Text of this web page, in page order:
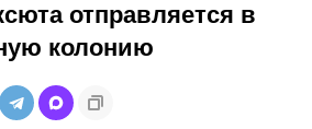
отправляется в
колонию